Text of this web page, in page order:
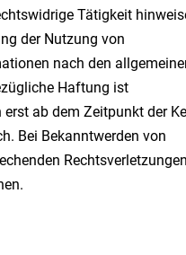
Tätigkeit
der Nutzung von
nach den
Haftung ist
erst ab dem Zeitpunkt der
Bei Bekanntwerden von